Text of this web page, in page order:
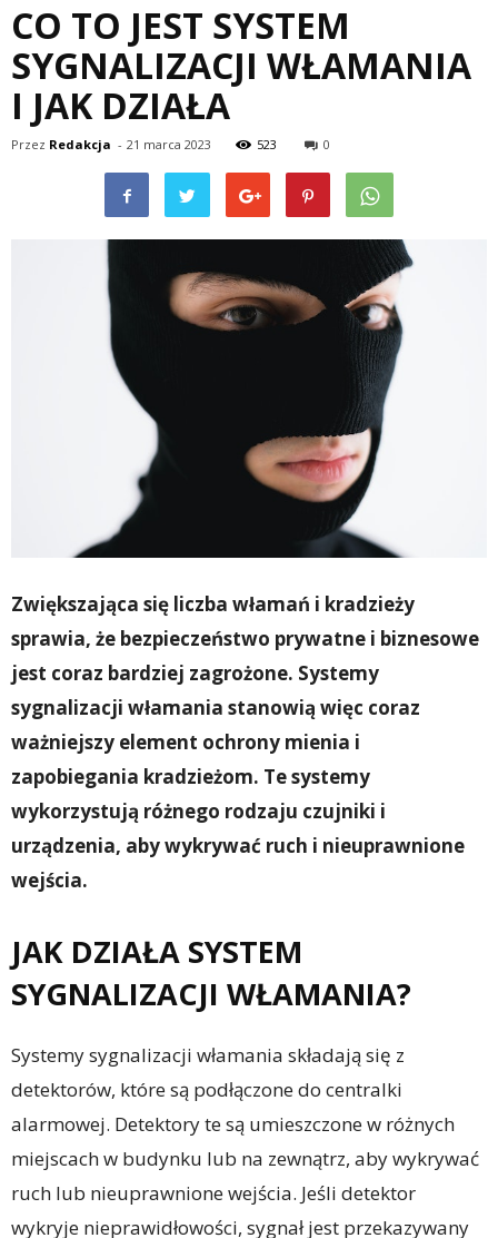
CO TO JEST SYSTEM
SYGNALIZACJI WŁAMANIA
I JAK DZIAŁA
Przez Redakcja - 21 marca 2023 523 0
Zwiększająca się liczba włamań i kradzieży
sprawia, że bezpieczeństwo prywatne i biznesowe
jest coraz bardziej zagrożone. Systemy
sygnalizacji włamania stanowią więc coraz
ważniejszy element ochrony mienia i
zapobiegania kradzieżom. Te systemy
wykorzystują różnego rodzaju czujniki i
urządzenia, aby wykrywać ruch i nieuprawnione
wejścia.
JAK DZIAŁA SYSTEM
SYGNALIZACJI WŁAMANIA?
Systemy sygnalizacji włamania składają się z
detektorów, które są podłączone do centralki
alarmowej. Detektory te są umieszczone w różnych
miejscach w budynku lub na zewnątrz, aby wykrywać
ruch lub nieuprawnione wejścia. Jeśli detektor
wykryje nieprawidłowości, sygnał jest przekazywany